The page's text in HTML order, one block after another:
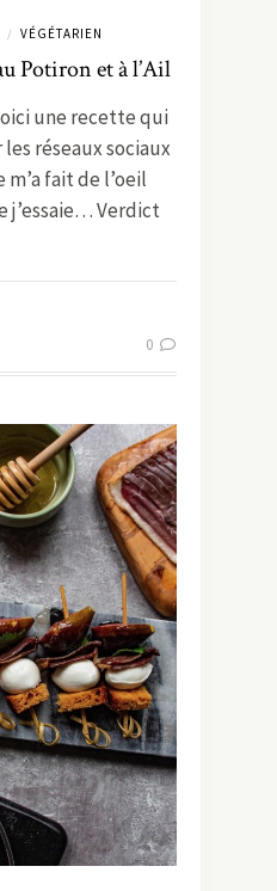
/ VÉGÉTARIEN
Potiron et à l’Ail
une recette qui
réseaux sociaux
fait de l’oeil
Verdict
0